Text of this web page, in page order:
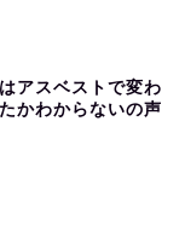
アスベストで変わ
かわからないの声